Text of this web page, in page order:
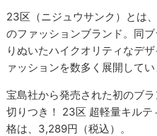
23区（ニジュウサンク）とは
のファッションブランド。同
りぬいたハイクオリティなデ
ァッションを数多く展開してい
宝島社から発売された初のブ
切りつき！ 23区 超軽量キルテ
格は、3,289円（税込）。